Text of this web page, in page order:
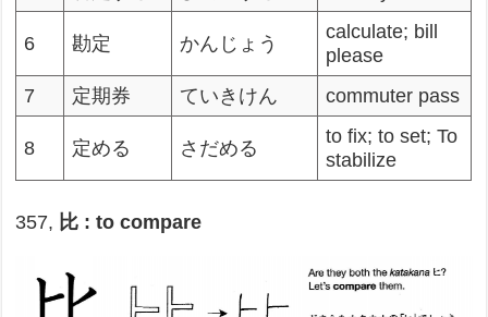
6 勘定 かんじょう
calculate; bill
please
7
定期券 ていきけん commuter pass
8 定める さだめる
to fix; to set; To
stabilize
357, 比 : to compare